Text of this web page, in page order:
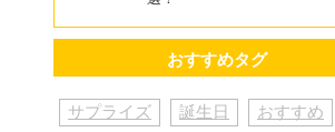
おすすめタグ
サプライズ 誕生日
おすすめ